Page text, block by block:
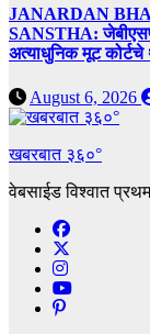
JANARDAN
SANSTHA:
अत्याधुनिक मूट कोर्टचे
August 6, 2026
खबरबात ३६०°
वेबसाईड विश्वात